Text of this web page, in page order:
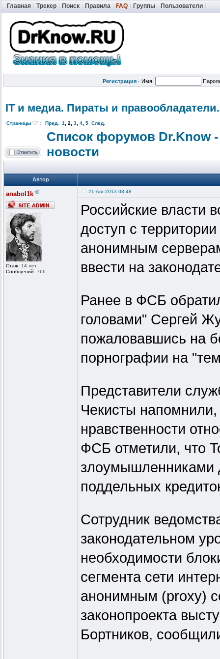
Главная Трекер Поиск Правила FAQ Группы Пользователи
Регистрация · Имя:
IT и медиа. Пираты и правообладат
Страницы : Пред. 1, 2, 3, 4, 5 След.
Список форумов Dr.Know
новости
Автор
anabol1k ®
Стаж: 14 лет
Сообщений: 766
21-Авг-2013 08:48
Российские власти
доступ с
анонимным
ввести на
Ранее в ФСБ
головами" Сергей
пожаловавшись на
порнографии на
Представители
Чекисты напомнили,
нравственности
ФСБ отметили, что
злоумышленниками
поддельных
Сотрудник
законодательном
необходимости
сегмента сети
анонимным (proxy)
законопроекта
Бортников,